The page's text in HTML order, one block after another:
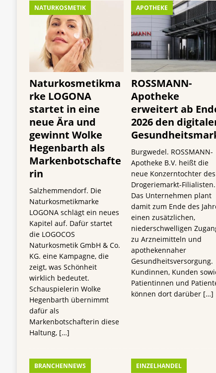
NATURKOSMETIK
Naturkosmetikma
rke LOGONA
startet in eine
neue Ära und
gewinnt Wolke
Hegenbarth als
Markenbotschafte
rin
Salzhemmendorf. Die
Naturkosmetikmarke
LOGONA schlägt ein neues
Kapitel auf. Dafür startet
die LOGOCOS
Naturkosmetik GmbH & Co.
KG. eine Kampagne, die
zeigt, was Schönheit
wirklich bedeutet.
Schauspielerin Wolke
Hegenbarth übernimmt
dafür als
Markenbotschafterin diese
Haltung, […]
APOTHEKE
ROSSMANN-
Apotheke
erweitert ab
2026 den
Burgwedel. ROSSMANN-
Apotheke B.V. heißt die
neue Konzerntochter des
Drogeriemarkt-Filialisten.
Das Unternehmen plant
damit zum Ende des
einen zusätzlichen,
niederschwelligen
zu Arzneimitteln und
apothekennaher
Gesundheitsversorgung.
Kundinnen, Kunden
Patientinnen und
können dort darüber […]
BRANCHENNEWS EINZELHANDEL